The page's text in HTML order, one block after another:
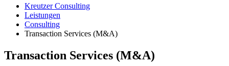
Kreutzer Consulting
Leistungen
Consulting
Transaction Services (M&A)
Transaction Services (M&A)